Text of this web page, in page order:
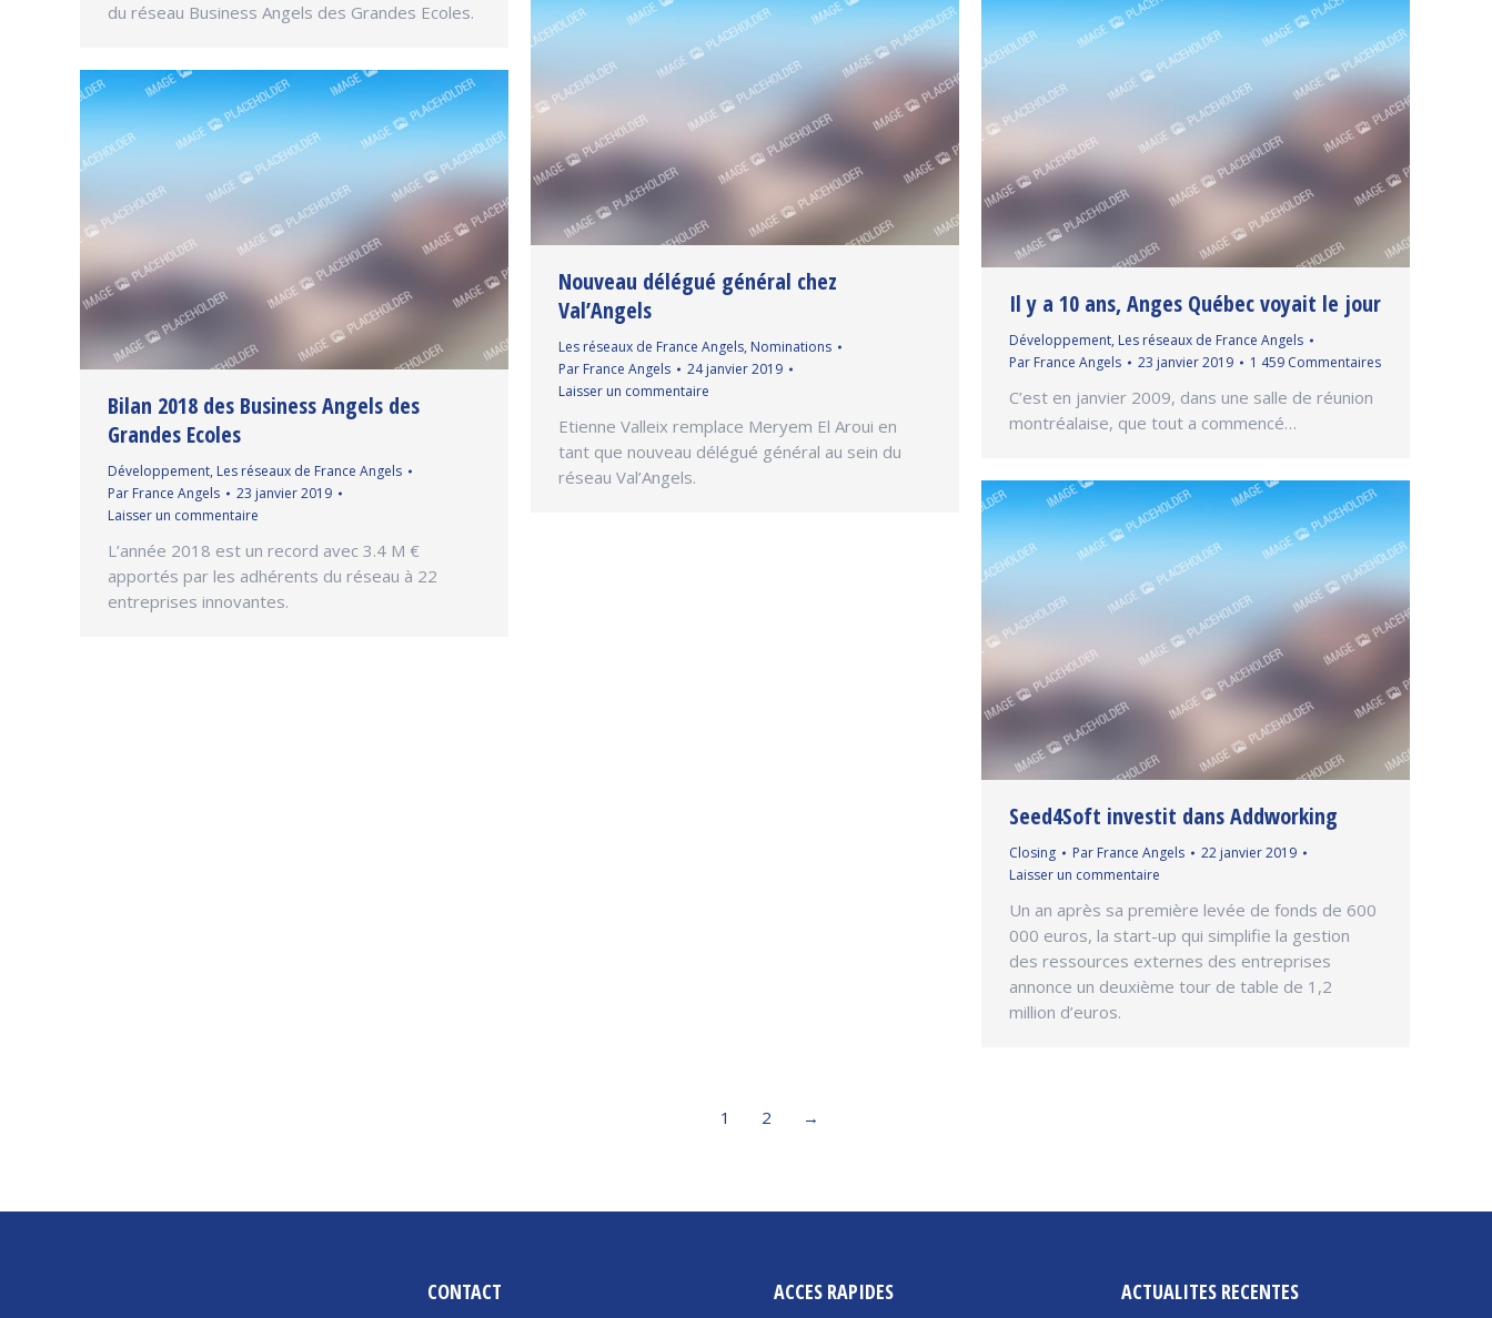
du réseau Business Angels des Grandes Ecoles.
Nouveau délégué général chez
Val’Angels
Les réseaux de France Angels, Nominations
Par France Angels
24 janvier 2019
Laisser un commentaire
Etienne Valleix remplace Meryem El Aroui en
tant que nouveau délégué général au sein du
réseau Val’Angels.
Il y a 10 ans, Anges Québec voyait le jour
Développement, Les réseaux de France Angels
Par France Angels 23 janvier 2019 1 459 Commentaires
C’est en janvier 2009, dans une salle de réunion
montréalaise, que tout a commencé…
Bilan 2018 des Business Angels des
Grandes Ecoles
Développement, Les réseaux de France Angels
Par France Angels
23 janvier 2019
Laisser un commentaire
L’année 2018 est un record avec 3.4 M €
apportés par les adhérents du réseau à 22
entreprises innovantes.
Seed4Soft investit dans Addworking
Closing Par France Angels
22 janvier 2019
Laisser un commentaire
Un an après sa première levée de fonds de 600
000 euros, la start-up qui simplifie la gestion
des ressources externes des entreprises
annonce un deuxième tour de table de 1,2
million d’euros.
1 2 →
CONTACT ACCES RAPIDES ACTUALITES RECENTES